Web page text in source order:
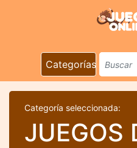
Categorías
Categoría seleccionada:
JUEGOS